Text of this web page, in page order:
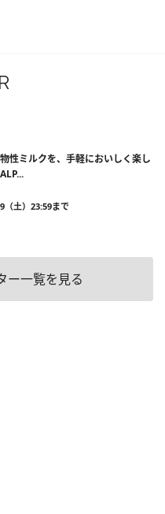
性ミルクを、手軽においしく楽し
（土）23:59まで
ー一覧を見る